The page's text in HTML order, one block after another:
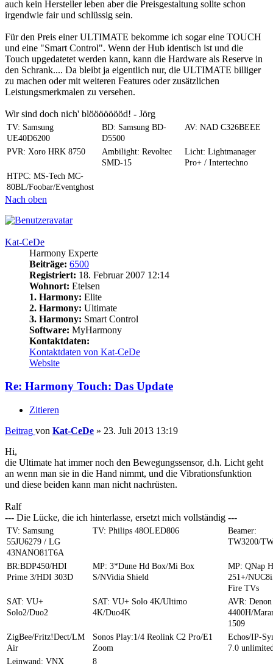
auch kein Hersteller leben aber die Preisgestaltung sollte schon
irgendwie fair und schlüssig sein.
Für den Preis einer ULTIMATE bekomme ich sogar eine TOUCH
und eine "Smart Control". Wenn der Hub identisch ist und die
Touch upgedatetet werden kann, kann die Hardware als Reserve in
den Schrank.... Da bleibt ja eigentlich nur, die ULTIMATE billiger
zu machen oder mit weiteren Features oder zusätzlichen
Leistungsmerkmalen zu versehen.
Wir sind doch nich' blöööööööd! - Jörg
TV: Samsung
UE40D6200
BD: Samsung BD-
D5500
AV: NAD C326BEEE
PVR: Xoro HRK 8750
Ambilight: Revoltec
SMD-15
Licht: Lightmanager
Pro+ / Intertechno
HTPC: MS-Tech MC-
80BL/Foobar/Eventghost
Nach oben
Kat-CeDe
Harmony Experte
Beiträge: 6500
Registriert: 18. Februar 2007 12:14
Wohnort: Etelsen
1. Harmony: Elite
2. Harmony: Ultimate
3. Harmony: Smart Control
Software: MyHarmony
Kontaktdaten:
Kontaktdaten von Kat-CeDe
Website
Re: Harmony Touch: Das Update
Zitieren
Beitrag von Kat-CeDe » 23. Juli 2013 13:19
Hi,
die Ultimate hat immer noch den Bewegungssensor, d.h. Licht geht
an wenn man sie in die Hand nimmt, und die Vibrationsfunktion
und diese beiden kann man nicht nachrüsten.
Ralf
--- Die Lücke, die ich hinterlasse, ersetzt mich vollständig ---
TV: Samsung
55JU6279 / LG
43NANO81T6A
TV: Philips 48OLED806
Beamer:
TW3200/
BR:BDP450/HDI
Prime 3/HDI 303D
MP: 3*Dune Hd Box/Mi Box
S/NVidia Shield
MP: QNap
251+/
Fire TVs
SAT: VU+
Solo2/Duo2
SAT: VU+ Solo 4K/Ultimo
4K/Duo4K
AVR: Denon
4400H/
1509
ZigBee/Fritz!Dect/LM
Air
Sonos Play:1/4 Reolink C2 Pro/E1
Zoom
Echos/IP-
7.0
Leinwand: VNX
8